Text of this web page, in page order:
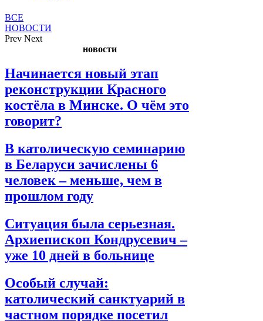
ВСЕ
НОВОСТИ
Prev Next
новости
Начинается новый этап
реконструкции Красного
костёла в Минске. О чём это
говорит?
В католическую семинарию
в Беларуси зачислены 6
человек – меньше, чем в
прошлом году
Ситуация была серьезная.
Архиепископ Кондрусевич –
уже 10 дней в больнице
Особый случай:
католический санктуарий в
частном порядке посетил